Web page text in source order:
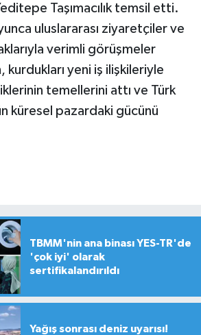
Taşımacılık temsil etti.
uluslararası ziyaretçiler ve
verimli görüşmeler
yeni iş ilişkileriyle
temellerini attı ve Türk
küresel pazardaki gücünü
TBMM'nin ana binası YES-TR'de
'çok iyi' olarak
sertifikalandırıldı
Yağış sonrası deniz uyarısı!